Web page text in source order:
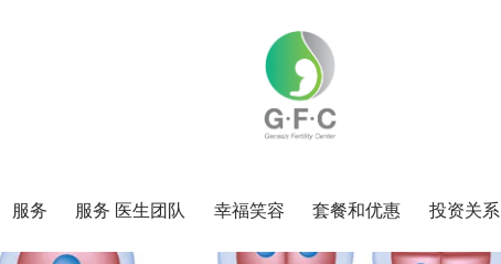
服务 服务 医生团队 幸福笑容 套餐和优惠 投资关系